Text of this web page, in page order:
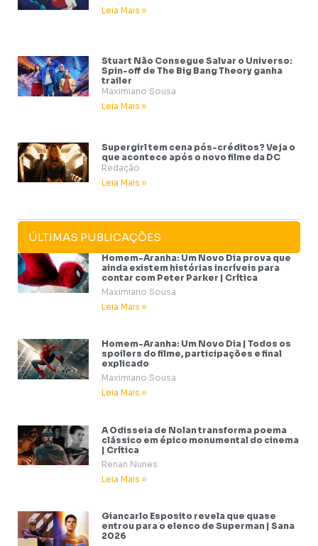
Leia Mais »
Stuart Não Consegue Salvar o Universo:
Spin-off de The Big Bang Theory ganha
trailer
Maximiano Sousa
Leia Mais »
Supergirl tem cena pós-créditos? Veja o
que acontece após o novo filme da DC
Redação
Leia Mais »
ÚLTIMAS PUBLICAÇÕES
Homem-Aranha: Um Novo Dia prova que
ainda existem histórias incríveis para
contar com Peter Parker | Crítica
Maximiano Sousa
Leia Mais »
Homem-Aranha: Um Novo Dia | Todos os
spoilers do filme, participações e final
explicado
Maximiano Sousa
Leia Mais »
A Odisseia de Nolan transforma poema
clássico em épico monumental do cinema
| Crítica
Renan Nunes
Leia Mais »
Giancarlo Esposito revela que quase
entrou para o elenco de Superman | Sana
2026